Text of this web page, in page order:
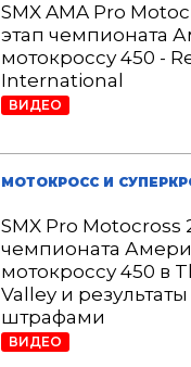
SMX AMA Pro
этап чемпионата
мотокроссу 450 -
International
ВИДЕО
МОТОКРОСС И
SMX Pro Motocross
чемпионата
мотокроссу 450 в
Valley и
штрафами
ВИДЕО